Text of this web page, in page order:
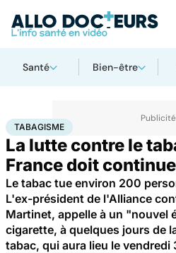
Santé Bien-être
AccueilSanté Maladies Tabagisme
TABAGISME
La lutte contre le
France doit
Le tabac tue environ 200
L'ex-président de l'Alliance
Martinet, appelle à un "nouvel
cigarette, à quelques jours de
tabac, qui aura lieu le vendredi